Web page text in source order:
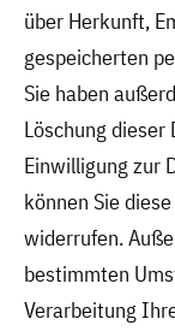
über Herkunft,
gespeicherten
Sie haben
Löschung dieser
Einwilligung zur
können Sie
widerrufen.
bestimmten
Verarbeitung